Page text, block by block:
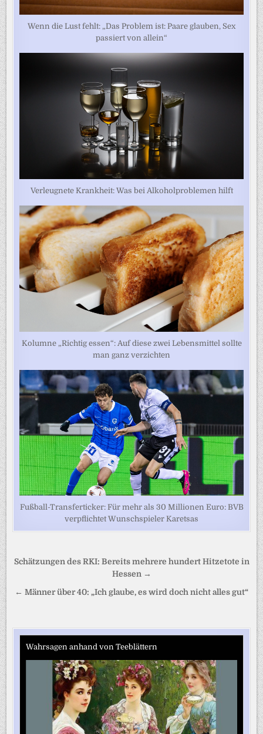
Wenn die Lust fehlt: „Das Problem ist: Paare glauben, Sex
passiert von allein“
Verleugnete Krankheit: Was bei Alkoholproblemen hilft
Kolumne „Richtig essen“: Auf diese zwei Lebensmittel sollte
man ganz verzichten
Fußball-Transferticker: Für mehr als 30 Millionen Euro: BVB
verpflichtet Wunschspieler Karetsas
Beitragsnavigation
Schätzungen des RKI: Bereits mehrere hundert Hitzetote in
Hessen →
← Männer über 40: „Ich glaube, es wird doch nicht alles gut“
Wahrsagen anhand von Teeblättern